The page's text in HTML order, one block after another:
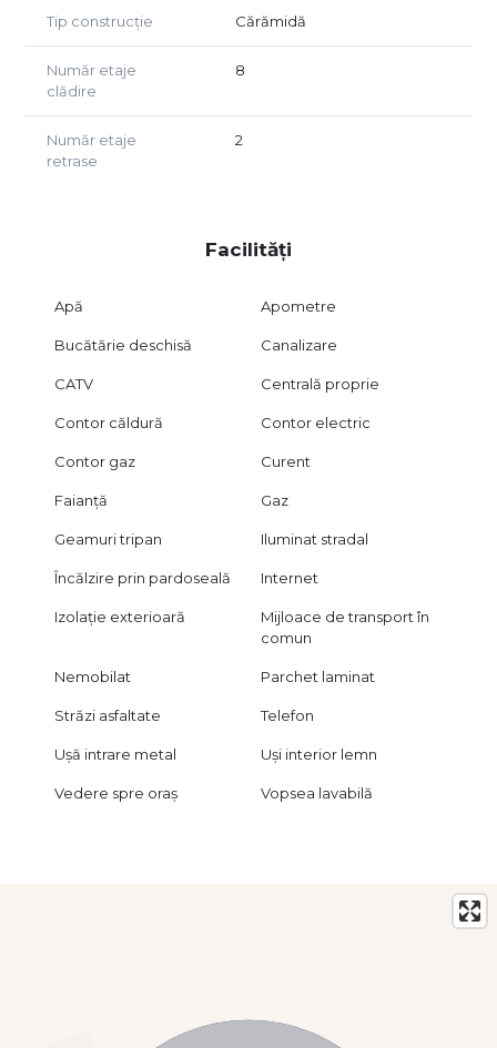
Tip construcție Cărămidă
Număr etaje
clădire
8
Număr etaje
retrase
2
Facilități
Apă Apometre
Bucătărie deschisă Canalizare
CATV Centrală proprie
Contor căldură Contor electric
Contor gaz Curent
Faianță Gaz
Geamuri tripan Iluminat stradal
Încălzire prin pardoseală Internet
Izolație exterioară
Mijloace de transport în
comun
Nemobilat Parchet laminat
Străzi asfaltate Telefon
Ușă intrare metal Uși interior lemn
Vedere spre oraș Vopsea lavabilă